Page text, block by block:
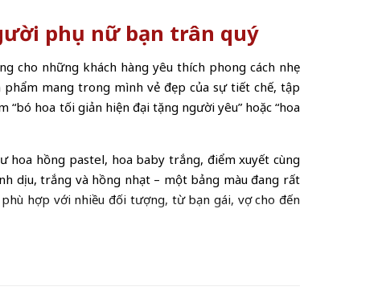
phụ nữ bạn trân quý
cho những khách hàng yêu thích phong cách nhẹ
mang trong mình vẻ đẹp của sự tiết chế, tập
hoa tối giản hiện đại tặng người yêu” hoặc “hoa
hoa hồng pastel, hoa baby trắng, điểm xuyết cùng
dịu, trắng và hồng nhạt – một bảng màu đang rất
hợp với nhiều đối tượng, từ bạn gái, vợ cho đến